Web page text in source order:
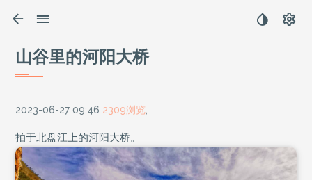
山谷里的河阳大桥
2023-06-27 09:46 2309浏览
拍于北盘江上的河阳大桥。